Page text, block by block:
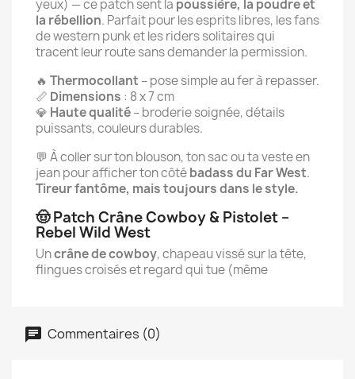
yeux) — ce patch sent la poussière, la poudre et
la rébellion. Parfait pour les esprits libres, les fans
de western punk et les riders solitaires qui
tracent leur route sans demander la permission.
🔥 Thermocollant – pose simple au fer à repasser.
📏 Dimensions : 8 x 7 cm
💎 Haute qualité– broderie soignée, détails
puissants, couleurs durables.
💬 À coller sur ton blouson, ton sac ou ta veste en
jean pour afficher ton côtébadass du Far West.
Tireur fantôme, mais toujours dans le style.
🤠 Patch Crâne Cowboy & Pistolet –
Rebel Wild West
Uncrâne de cowboy, chapeau vissé sur la tête,
flingues croisés et regard qui tue (même
Commentaires (0)